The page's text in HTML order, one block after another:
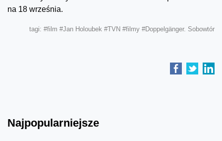
na 18 września.
tagi: #film #Jan Holoubek #TVN #filmy #Doppelgänger. Sobowtór
Najpopularniejsze